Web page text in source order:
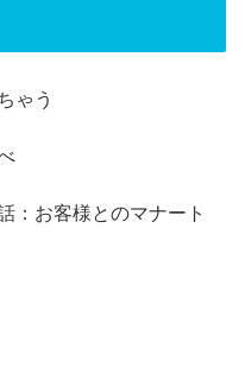
ゃう
：お客様とのマナート